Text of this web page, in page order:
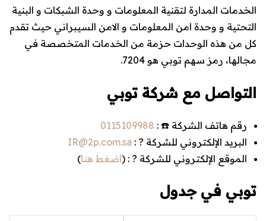
الخدمات المدارة لتقنية المعلومات و وحدة الشبكات و البنية
التحتية و وحدة امن المعلومات و الامن السيبراني حيث تقدم
كل من هذه الوحدات حزمة من الخدمات المتخصصة في
مجالها، رمز سهم توبي هو 7204.
التواصل مع شركة توبي
رقم هاتف الشركة ☎️ : 0115109988
البريد الإلكتروني للشركة ? : IR@2p.com.sa
الموقع الإلكتروني للشركة ? : (اضغط هنا)
توبي في جدول